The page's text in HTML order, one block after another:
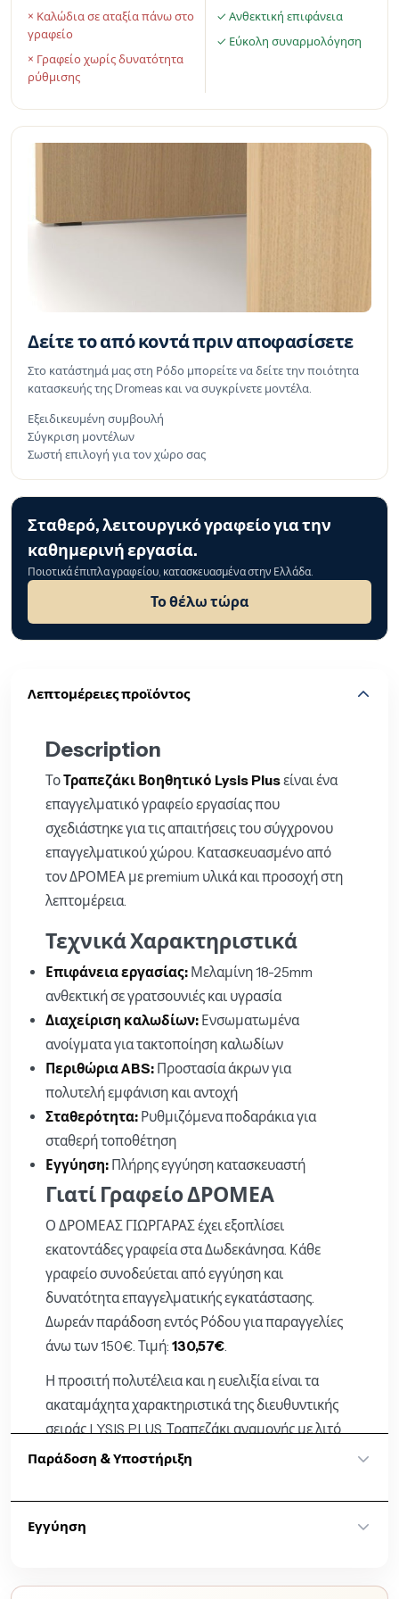
× Καλώδια σε αταξία πάνω στο
γραφείο
× Γραφείο χωρίς δυνατότητα
ρύθμισης
✓ Ανθεκτική επιφάνεια
✓ Εύκολη συναρμολόγηση
Δείτε το από κοντά πριν αποφασίσετε
Στο κατάστημά μας στη Ρόδο μπορείτε να δείτε την ποιότητα
κατασκευής της Dromeas και να συγκρίνετε μοντέλα.
Εξειδικευμένη συμβουλή
Σύγκριση μοντέλων
Σωστή επιλογή για τον χώρο σας
Σταθερό, λειτουργικό γραφείο για την
καθημερινή εργασία.
Ποιοτικά έπιπλα γραφείου, κατασκευασμένα στην Ελλάδα.
Το θέλω τώρα
Λεπτομέρειες προϊόντος
Description
ΤοΤραπεζάκι Βοηθητικό Lysis Plusείναι ένα
επαγγελματικό γραφείο εργασίας που
σχεδιάστηκε για τις απαιτήσεις του σύγχρονου
επαγγελματικού χώρου. Κατασκευασμένο από
τον ΔΡΟΜΕΑ με premium υλικά και προσοχή στη
λεπτομέρεια.
Τεχνικά Χαρακτηριστικά
Επιφάνεια εργασίας: Μελαμίνη 18-25mm
ανθεκτική σε γρατσουνιές και υγρασία
Διαχείριση καλωδίων: Ενσωματωμένα
ανοίγματα για τακτοποίηση καλωδίων
Περιθώρια ABS: Προστασία άκρων για
πολυτελή εμφάνιση και αντοχή
Σταθερότητα: Ρυθμιζόμενα ποδαράκια για
σταθερή τοποθέτηση
Εγγύηση: Πλήρης εγγύηση κατασκευαστή
Γιατί Γραφείο ΔΡΟΜΕΑ
Ο ΔΡΟΜΕΑΣ ΓΙΩΡΓΑΡΑΣ έχει εξοπλίσει
εκατοντάδες γραφεία στα Δωδεκάνησα. Κάθε
γραφείο συνοδεύεται από εγγύηση και
δυνατότητα επαγγελματικής εγκατάστασης.
Δωρεάν παράδοση εντός Ρόδου για παραγγελίες
άνω των 150€. Τιμή:130,57€.
Η προσιτή πολυτέλεια και η ευελιξία είναι τα
ακαταμάχητα χαρακτηριστικά της διευθυντικής
σειράς LYSIS PLUS. Τραπεζάκι αναμονής με λιτό
και δυναμικό σχεδιασμό από μοριοσανίδα 38 και
Παράδοση & Υποστήριξη
κόστος παράδοσης και χρόνο εξυπηρέτησης της
Η ομάδα της Dromeas Ρόδου παραμένει δίπλα
Εγγύηση